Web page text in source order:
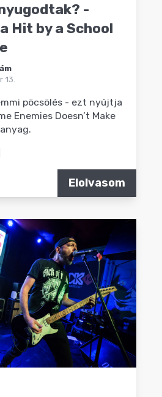
-
Hit by a School
pöcsölés - ezt nyújtja
Enemies Doesn’t Make
Elolvasom